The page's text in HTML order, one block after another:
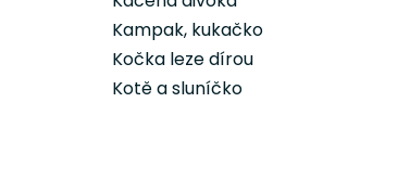
Kampak, kukačko
Kočka leze dírou
Kotě a sluníčko